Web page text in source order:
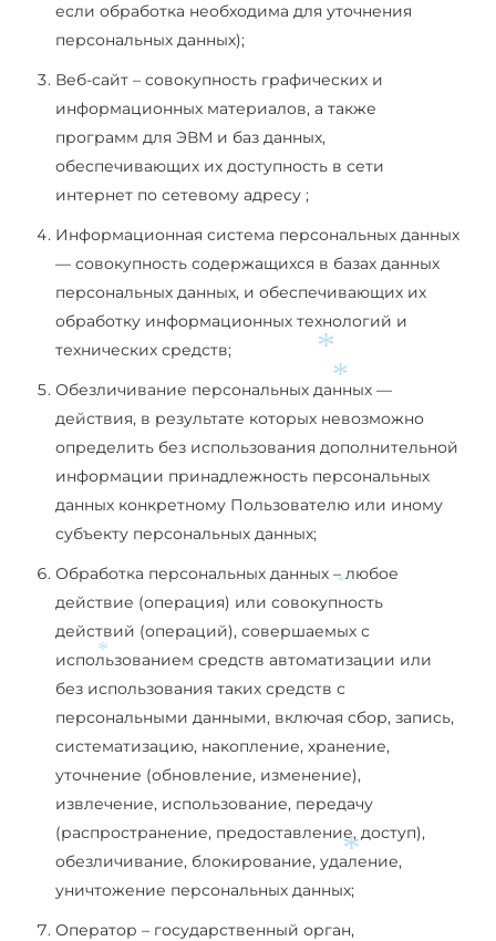
если обработка необходима для уточнения
персональных данных);
Веб-сайт – совокупность графических и
информационных материалов, а также
программ для ЭВМ и баз данных,
обеспечивающих их доступность в сети
интернет по сетевому адресу ;
Информационная система персональных данных
— совокупность содержащихся в базах данных
персональных данных, и обеспечивающих их
обработку информационных технологий и
технических средств;
Обезличивание персональных данных —
действия, в результате которых невозможно
определить без использования дополнительной
информации принадлежность персональных
данных конкретному Пользователю или иному
субъекту персональных данных;
Обработка персональных данных – любое
действие (операция) или совокупность
действий (операций), совершаемых с
использованием средств автоматизации или
без использования таких средств с
персональными данными, включая сбор, запись,
систематизацию, накопление, хранение,
уточнение (обновление, изменение),
извлечение, использование, передачу
(распространение, предоставление, доступ),
обезличивание, блокирование, удаление,
уничтожение персональных данных;
Оператор – государственный орган,
*
*
*
*